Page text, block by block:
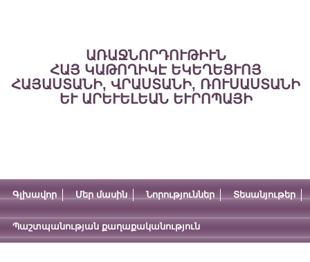
ԱՌԱՋՆՈՐԴՈՒԹԻՒՆ
ՀԱՅ ԿԱԹՈՂԻԿԷ ԵԿԵՂԵՑՒՈՅ
ՀԱՅԱՍՏԱՆԻ, ՎՐԱՍՏԱՆԻ, ՌՈՒՍԱՍՏԱՆԻ
ԵՒ ԱՐԵՒԵԼԵԱՆ ԵՒՐՈՊԱՅԻ
Գլխավոր Մեր մասին Նորություններ Տեսանյութեր
Պաշտպանության քաղաքականություն